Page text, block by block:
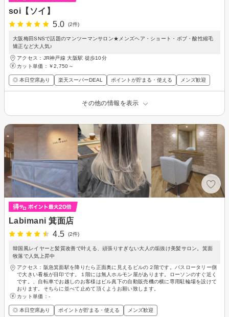
soi【ソイ】
5.0
(2件)
大阪梅田SNSで話題のマンツーマンサロン★メンズヘア・ショート・ボブ・酸性縮毛
矯正など大人気♪
アクセス：JR神戸線 大阪駅 徒歩10分
カット単価： ￥2,750～
◎ 本日空席あり 楽天スーパーDEAL ポイントが貯まる・使える メンズ歓迎
その他の情報を表示
Labimani 箕面店
4.5
(2件)
韓国風レイヤーと髪質改善で叶える、頑張りすぎない大人の垢抜け美髪サロン。箕面
牧落で人気上昇中
アクセス：阪急箕面駅を降りたら正面奥に見えるビルの２階です。バスロータリー側
で大きい看板が目印です。１階には無人ホルモン屋があります。ローソンのすぐ近く
です。、自転車でお越しのお客様はビル真下の自動販売機の横に専用駐輪場を設けて
おります。そちらに並べて止めて頂くようお願い致します。
カット単価： -
◎ 本日空席あり ポイントが貯まる・使える メンズ歓迎